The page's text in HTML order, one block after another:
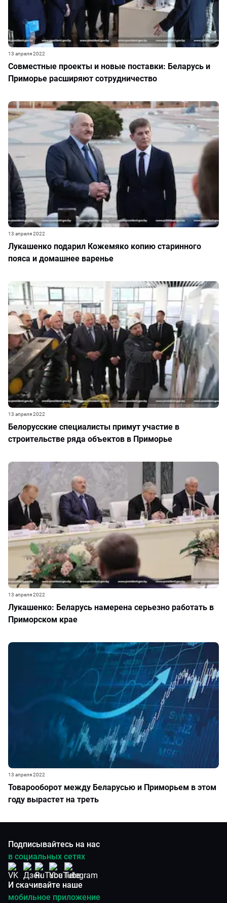
Совместные проекты и новые поставки: Беларусь и
Приморье расширяют сотрудничество
13 апреля 2022
Лукашенко подарил Кожемяко копию старинного
пояса и домашнее варенье
13 апреля 2022
Белорусские специалисты примут участие в
строительстве ряда объектов в Приморье
13 апреля 2022
Лукашенко: Беларусь намерена серьезно работать в
Приморском крае
13 апреля 2022
Товарооборот между Беларусью и Приморьем в этом
году вырастет на треть
13 апреля 2022
Подписывайтесь на нас
в социальных сетях
И скачивайте наше
мобильное приложение